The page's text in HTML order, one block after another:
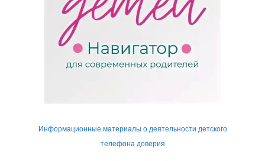
Информационные материалы о деятельности детского
телефона доверия